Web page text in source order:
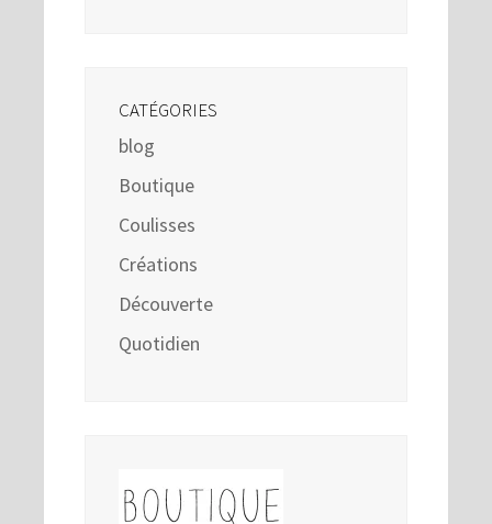
CATÉGORIES
blog
Boutique
Coulisses
Créations
Découverte
Quotidien